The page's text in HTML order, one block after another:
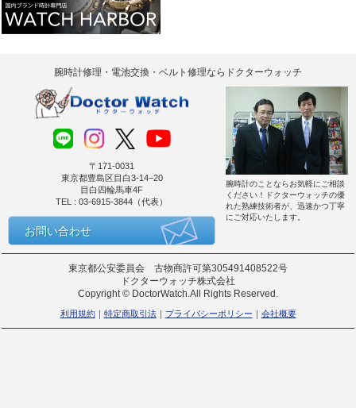
腕時計修理・電池交換・ベルト修理ならドクターウォッチ
〒171-0031
東京都豊島区目白3-14−20
目白四輪馬車4F
TEL : 03-6915-3844（代表）
お問い合わせ
腕時計のことならお気軽にご相談
ください！ドクターウォッチの優
れた熟練技術者が、迅速かつ丁寧
にご対応いたします。
東京都公安委員会 古物商許可第305491408522号
ドクターウォッチ株式会社
Copyright © DoctorWatch.All Rights Reserved.
利用規約 特定商取引法 プライバシーポリシー 会社概要